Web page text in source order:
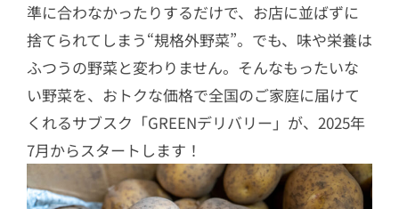
準に合わなかったりするだけで、お店に並ばずに
捨てられてしまう“規格外野菜”。でも、味や栄養は
ふつうの野菜と変わりません。そんなもったいな
い野菜を、おトクな価格で全国のご家庭に届けて
くれるサブスク「GREENデリバリー」が、2025年
7月からスタートします！